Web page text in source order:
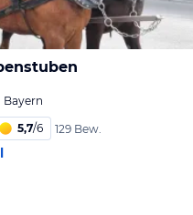
Bayern
5,7/6 129 Bew.